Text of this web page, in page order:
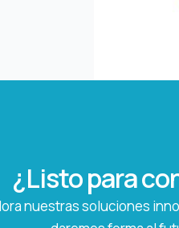
¿Listo para
nuestras soluciones